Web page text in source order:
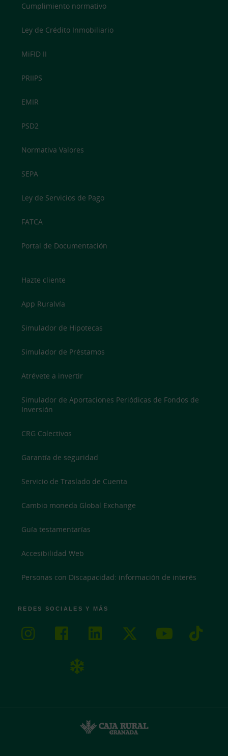
Cumplimiento normativo
Ley de Crédito Inmobiliario
MiFID II
PRIIPS
EMIR
PSD2
Normativa Valores
SEPA
Ley de Servicios de Pago
FATCA
Portal de Documentación
Hazte cliente
App Ruralvía
Simulador de Hipotecas
Simulador de Préstamos
Atrévete a invertir
Simulador de Aportaciones Periódicas de Fondos de
Inversión
CRG Colectivos
Garantía de seguridad
Servicio de Traslado de Cuenta
Cambio moneda Global Exchange
Guía testamentarías
Accesibilidad Web
Personas con Discapacidad: información de interés
REDES SOCIALES Y MÁS